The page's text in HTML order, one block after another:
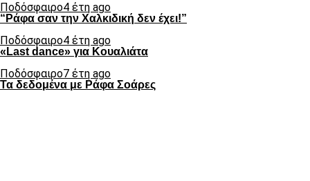
Ποδόσφαιρο4 έτη ago
“Ράφα σαν την Χαλκιδική δεν έχει!”
Ποδόσφαιρο4 έτη ago
«Last dance» για Κουαλιάτα
Ποδόσφαιρο7 έτη ago
Τα δεδομένα με Ράφα Σοάρες